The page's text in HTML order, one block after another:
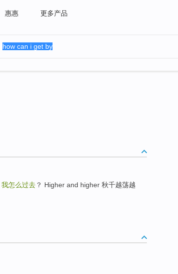
惠惠 更多产品
我怎么过去 ？ Higher and higher 秋千越荡越